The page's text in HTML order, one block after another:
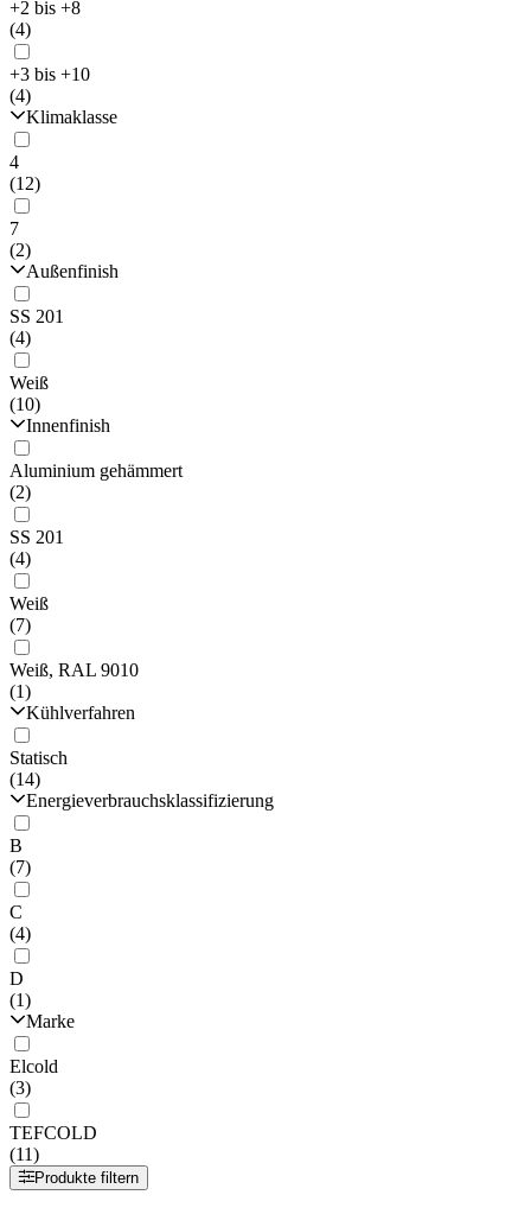
+2 bis +8
(4)
+3 bis +10
(4)
Klimaklasse
4
(12)
7
(2)
Außenfinish
SS 201
(4)
Weiß
(10)
Innenfinish
Aluminium gehämmert
(2)
SS 201
(4)
Weiß
(7)
Weiß, RAL 9010
(1)
Kühlverfahren
Statisch
(14)
Energieverbrauchsklassifizierung
B
(7)
C
(4)
D
(1)
Marke
Elcold
(3)
TEFCOLD
(11)
Produkte filtern